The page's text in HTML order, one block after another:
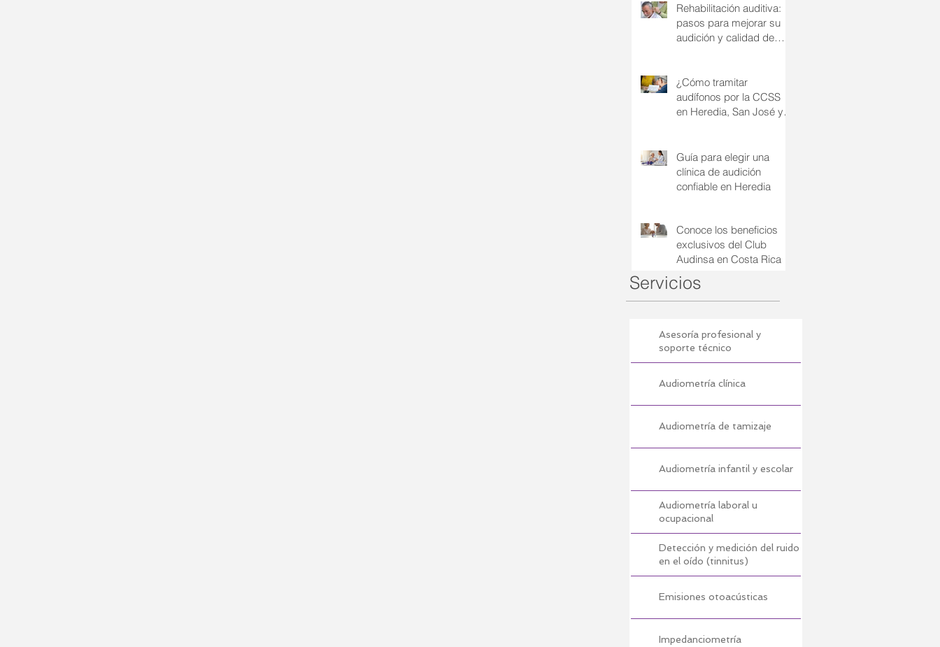
Rehabilitación auditiva:
pasos para mejorar su
audición y calidad de
¿Cómo tramitar
audífonos por la CCSS
en Heredia, San José y
Guía para elegir una
clínica de audición
confiable en Heredia
Conoce los beneficios
exclusivos del Club
Audinsa en Costa Rica
Servicios
Asesoría profesional y
soporte técnico
Audiometría clínica
Audiometría de tamizaje
Audiometría infantil y escolar
Audiometría laboral u
ocupacional
Detección y medición del ruido
en el oído (tinnitus)
Emisiones otoacústicas
Impedanciometría